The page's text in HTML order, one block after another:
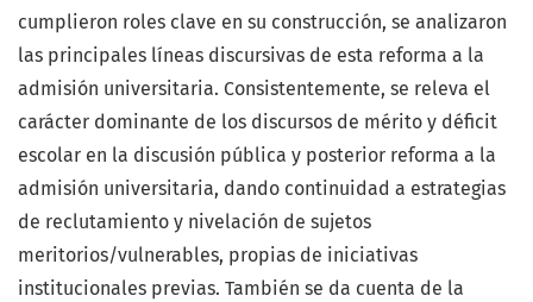
cumplieron roles clave en su construcción, se analizaron
las principales líneas discursivas de esta reforma a la
admisión universitaria. Consistentemente, se releva el
carácter dominante de los discursos de mérito y déficit
escolar en la discusión pública y posterior reforma a la
admisión universitaria, dando continuidad a estrategias
de reclutamiento y nivelación de sujetos
meritorios/vulnerables, propias de iniciativas
institucionales previas. También se da cuenta de la